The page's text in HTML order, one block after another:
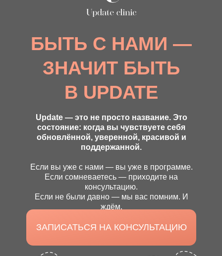
БЫТЬ С НАМИ —
ЗНАЧИТ БЫТЬ
В UPDATE
Update — это не просто название. Это
состояние: когда вы чувствуете себя
обновлённой, уверенной, красивой и
поддержанной.
Если вы уже с нами — вы уже в программе.
Если сомневаетесь — приходите на
консультацию.
Если не были давно — мы вас помним. И
ждём.
ЗАПИСАТЬСЯ НА КОНСУЛЬТАЦИЮ